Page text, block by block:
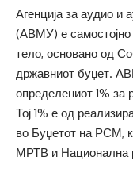
Агенција за аудио и
(АВМУ) е самостојно
тело, основано од
државниот буџет.
определениот 1% за
Тој 1% е од
во Буџетот на РСМ,
МРТВ и Национална